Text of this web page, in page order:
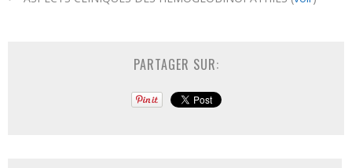
PARTAGER SUR: